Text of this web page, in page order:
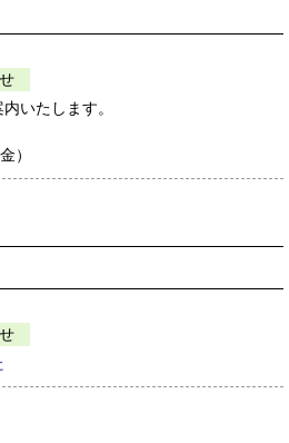
いたします。
）